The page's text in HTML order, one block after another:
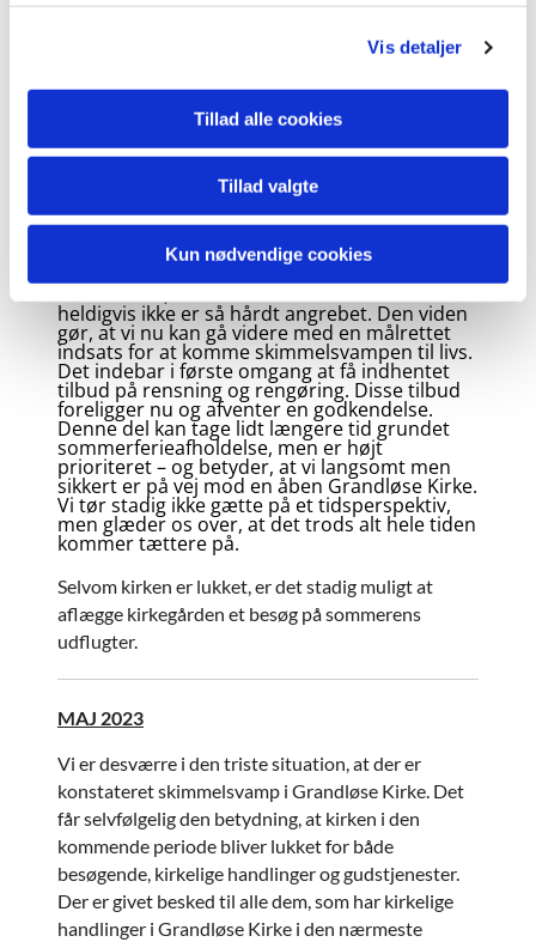
Vis detaljer
Tillad alle cookies
Tillad valgte
Kun nødvendige cookies
og en åben dør til kirken i Grandløse. Vi tør stadig
ikke spå om et præcist tidspunkt, men vi tør godt tro
Nyt følger – forhåbentlig snart
JULI 2023
Grandløse Kirke er fortsat lukket, da der er
blevet konstateret skimmelsvamp. Vi er nu så
fyldestgørende rapport, som mere præcist
heldigvis ikke er så hårdt angrebet. Den viden
gør, at vi nu kan gå videre med en målrettet
indsats for at komme skimmelsvampen til livs.
Det indebar i første omgang at få indhentet
tilbud på rensning og rengøring. Disse tilbud
foreligger nu og afventer en godkendelse.
Denne del kan tage lidt længere tid grundet
sommerferieafholdelse, men er højt
prioriteret – og betyder, at vi langsomt men
sikkert er på vej mod en åben Grandløse Kirke.
Vi tør stadig ikke gætte på et tidsperspektiv,
men glæder os over, at det trods alt hele tiden
kommer tættere på.
Selvom kirken er lukket, er det stadig muligt at
aflægge kirkegården et besøg på sommerens
udflugter.
MAJ 2023
Vi er desværre i den triste situation, at der er
konstateret skimmelsvamp i Grandløse Kirke. Det
får selvfølgelig den betydning, at kirken i den
kommende periode bliver lukket for både
besøgende, kirkelige handlinger og gudstjenester.
Der er givet besked til alle dem, som har kirkelige
handlinger i Grandløse Kirke i den nærmeste